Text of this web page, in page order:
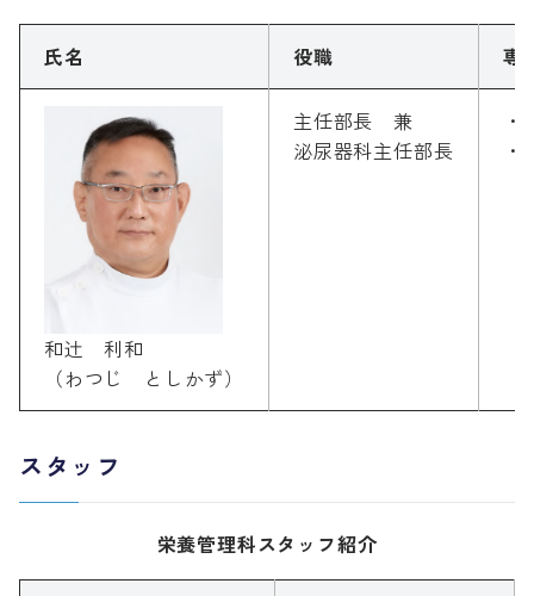
氏名 役職 専
和辻 利和
（わつじ としかず）
主任部長 兼
泌尿器科主任部長
スタッフ
栄養管理科スタッフ紹介